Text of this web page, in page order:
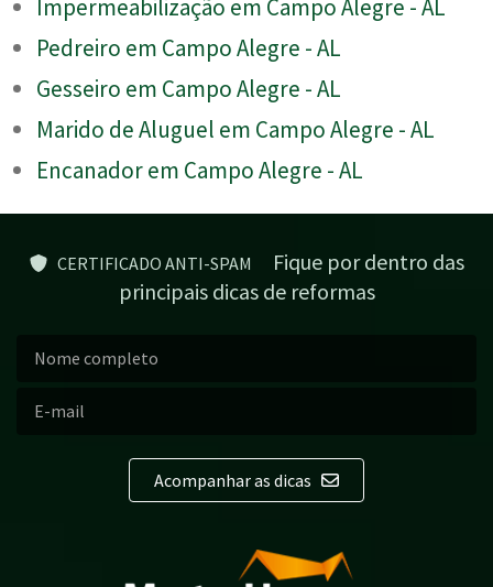
Impermeabilização em Campo Alegre - AL
Pedreiro em Campo Alegre - AL
Gesseiro em Campo Alegre - AL
Marido de Aluguel em Campo Alegre - AL
Encanador em Campo Alegre - AL
CERTIFICADO ANTI-SPAM
Fique por dentro das
principais dicas de reformas
Acompanhar as dicas